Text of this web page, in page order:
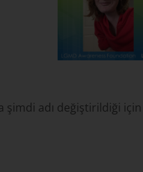
şimdi adı değiştirildiği için